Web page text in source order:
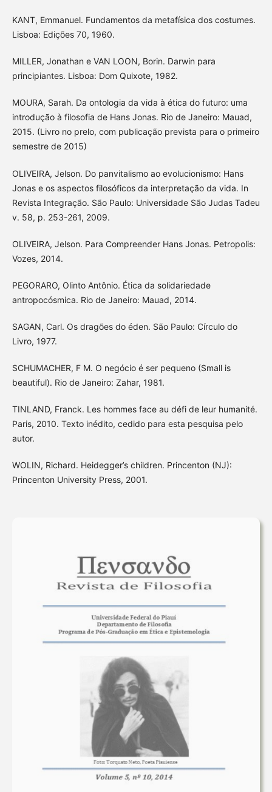
KANT, Emmanuel. Fundamentos da metafísica dos costumes.
Lisboa: Edições 70, 1960.
MILLER, Jonathan e VAN LOON, Borin. Darwin para
principiantes. Lisboa: Dom Quixote, 1982.
MOURA, Sarah. Da ontologia da vida à ética do futuro: uma
introdução à filosofia de Hans Jonas. Rio de Janeiro: Mauad,
2015. (Livro no prelo, com publicação prevista para o primeiro
semestre de 2015)
OLIVEIRA, Jelson. Do panvitalismo ao evolucionismo: Hans
Jonas e os aspectos filosóficos da interpretação da vida. In
Revista Integração. São Paulo: Universidade São Judas Tadeu
v. 58, p. 253-261, 2009.
OLIVEIRA, Jelson. Para Compreender Hans Jonas. Petropolis:
Vozes, 2014.
PEGORARO, Olinto Antônio. Ética da solidariedade
antropocósmica. Rio de Janeiro: Mauad, 2014.
SAGAN, Carl. Os dragões do éden. São Paulo: Círculo do
Livro, 1977.
SCHUMACHER, F M. O negócio é ser pequeno (Small is
beautiful). Rio de Janeiro: Zahar, 1981.
TINLAND, Franck. Les hommes face au défi de leur humanité.
Paris, 2010. Texto inédito, cedido para esta pesquisa pelo
autor.
WOLIN, Richard. Heidegger’s children. Princenton (NJ):
Princenton University Press, 2001.